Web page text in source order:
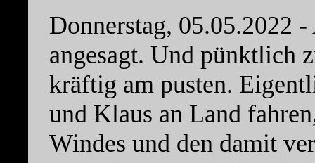
Donnerstag, 05.05.2022
angesagt. Und pünktlich
kräftig am pusten.
und Klaus an Land
Windes und den damit